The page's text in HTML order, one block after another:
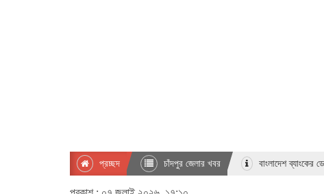
প্রচ্ছদ চাঁদপুর জেলার খবর বাংলাদেশ ব্যাংকের